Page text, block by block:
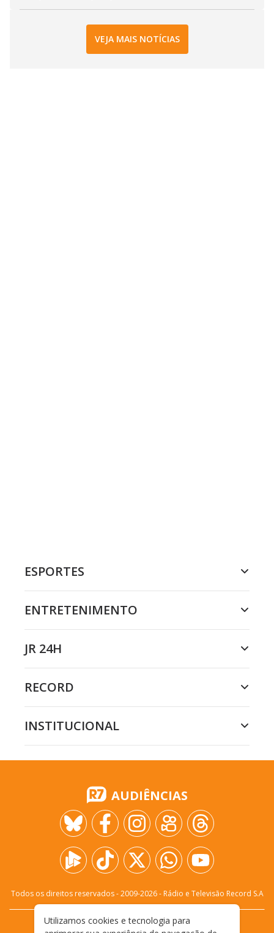
VEJA MAIS NOTÍCIAS
ESPORTES
ENTRETENIMENTO
JR 24H
RECORD
INSTITUCIONAL
AUDIÊNCIAS
Todos os direitos reservados - 2009-2026- Rádio e Televisão Record S.A
FALE CONOSCO PRIVACIDADE
Utilizamos cookies e tecnologia para